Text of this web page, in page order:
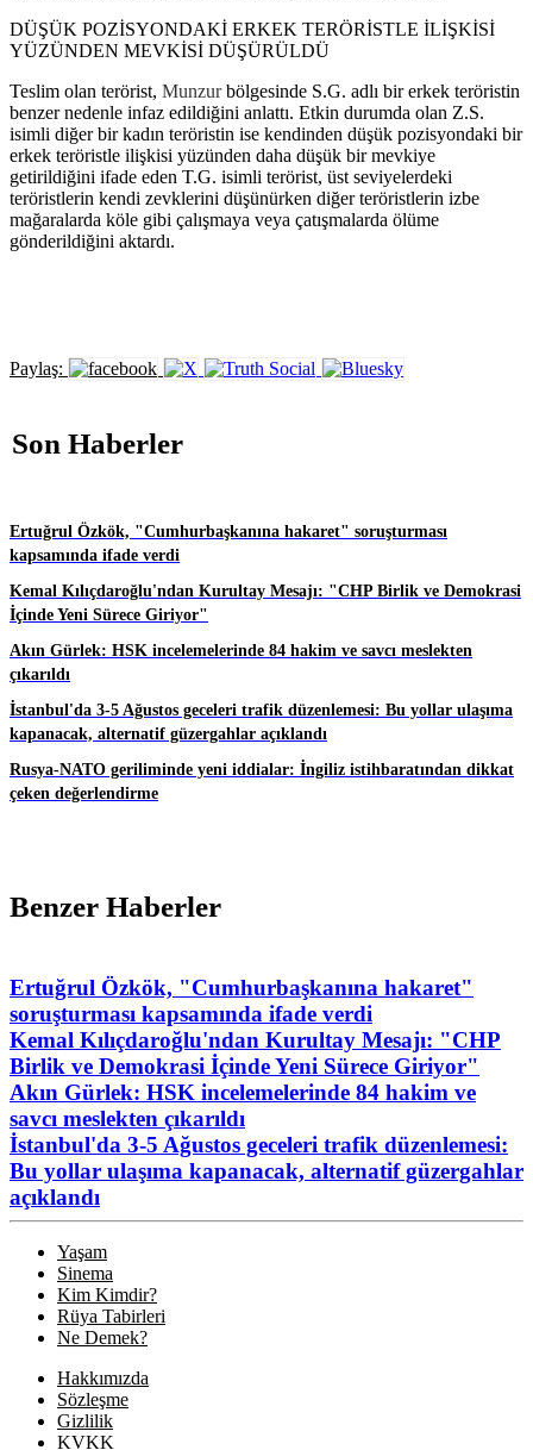
DÜŞÜK POZİSYONDAKİ ERKEK TERÖRİSTLE İLİŞKİSİ
YÜZÜNDEN MEVKİSİ DÜŞÜRÜLDÜ
Teslim olan terörist, Munzurbölgesinde S.G. adlı bir erkek teröristin
benzer nedenle infaz edildiğini anlattı. Etkin durumda olan Z.S.
isimli diğer bir kadın teröristin ise kendinden düşük pozisyondaki bir
erkek teröristle ilişkisi yüzünden daha düşük bir mevkiye
getirildiğini ifade eden T.G. isimli terörist, üst seviyelerdeki
teröristlerin kendi zevklerini düşünürken diğer teröristlerin izbe
mağaralarda köle gibi çalışmaya veya çatışmalarda ölüme
gönderildiğini aktardı.
Paylaş:
Son Haberler
Ertuğrul Özkök, "Cumhurbaşkanına hakaret" soruşturması
kapsamında ifade verdi
Kemal Kılıçdaroğlu'ndan Kurultay Mesajı: "CHP Birlik ve Demokrasi
İçinde Yeni Sürece Giriyor"
Akın Gürlek: HSK incelemelerinde 84 hakim ve savcı meslekten
çıkarıldı
İstanbul'da 3-5 Ağustos geceleri trafik düzenlemesi: Bu yollar ulaşıma
kapanacak, alternatif güzergahlar açıklandı
Rusya-NATO geriliminde yeni iddialar: İngiliz istihbaratından dikkat
çeken değerlendirme
Benzer Haberler
Ertuğrul Özkök, "Cumhurbaşkanına hakaret"
soruşturması kapsamında ifade verdi
Kemal Kılıçdaroğlu'ndan Kurultay Mesajı: "CHP
Birlik ve Demokrasi İçinde Yeni Sürece Giriyor"
Akın Gürlek: HSK incelemelerinde 84 hakim ve
savcı meslekten çıkarıldı
İstanbul'da 3-5 Ağustos geceleri trafik düzenlemesi:
Bu yollar ulaşıma kapanacak, alternatif güzergahlar
açıklandı
Yaşam
Sinema
Kim Kimdir?
Rüya Tabirleri
Ne Demek?
Hakkımızda
Sözleşme
Gizlilik
KVKK